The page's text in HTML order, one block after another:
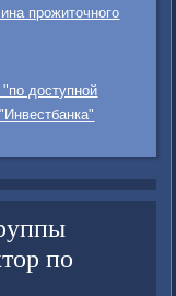
прожиточного
доступной
по